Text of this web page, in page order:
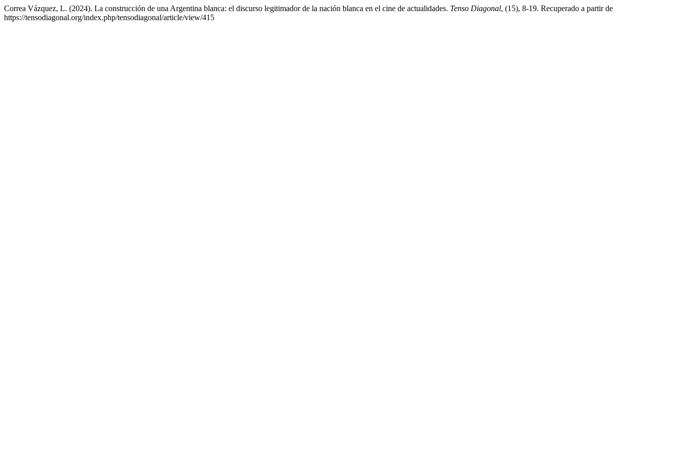
Correa Vázquez, L. (2024). La construcción de una Argentina blanca: el discurso legitimador de la nación blanca en el cine de actualidades. Tenso Diagonal, (15), 8-19. Recuperado a partir de
https://tensodiagonal.org/index.php/tensodiagonal/article/view/415